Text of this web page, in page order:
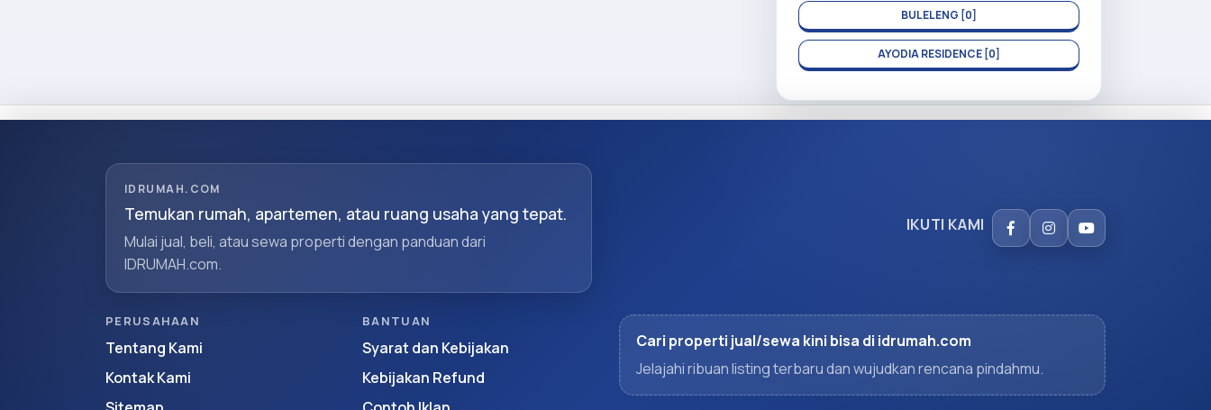
BULELENG [0]
AYODIA RESIDENCE [0]
IDRUMAH.COM
Temukan rumah, apartemen, atau ruang usaha yang tepat.
Mulai jual, beli, atau sewa properti dengan panduan dari
IDRUMAH.com.
IKUTI KAMI
PERUSAHAAN
Tentang Kami
Kontak Kami
BANTUAN
Syarat dan Kebijakan
Kebijakan Refund
Cari properti jual/sewa kini bisa di idrumah.com
Jelajahi ribuan listing terbaru dan wujudkan rencana pindahmu.